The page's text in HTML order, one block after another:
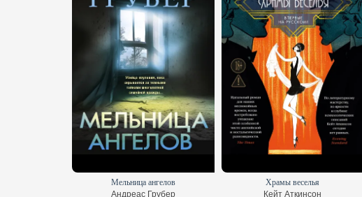
Мельница ангелов
Андреас Грубер
Храмы веселья
Кейт Аткинсон